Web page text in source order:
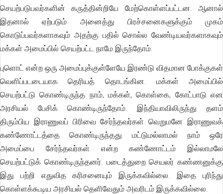
செயற்படுபவர்களின் கருத்தின்றியே மேற்கொள்ளப்பட்டன. ஆனால்
இதனால் ஏற்படும் அனைத்து பிரச்சனைகளுக்கும் முகம்
கொடுப்பவர்களாகவும் அதற்கு பதில் சொல்ல வேண்டியவர்களாகவும்
மக்கள் அமைப்பில் செயற்பட்ட நாமே இருந்தோம்.
புளொட் என்ற ஒரு அமைப்புக்குள்ளேயே இரண்டு விதமான போக்குகள்
வெளிப்படடையாக தெரியத் தொடங்கின. மக்கள் அமைப்பில்
செயற்பட்டு கொண்டிருந்த நாம், மக்கள், கொள்கை, கோட்பாடு என
அரசியல் பேசிக் கொண்டிருந்தோம். இந்தியாவிலிருந்து தளம்
திரும்பிய இராணுவப் பிரிவை சேர்ந்தவர்கள் வெறுமனே இராணுவக்
கண்ணோட்டத்தை கொண்டிருந்தது மட்டுமல்லாமல் நாம் ஒரே
அமைப்பை சேர்ந்தவர்கள் என்ற கண்ணோட்டம் இல்லாமலே
செயற்பட்டுக் கொண்டிருந்தனர். படைத்துறை செயலர் கண்ணனுக்கு
இது பற்றி எதுவித கரிசனையும் இருக்கவில்லை. இதை புரிந்து
கொள்ளக்கூடிய அரசியல் தெளிவேதும் அவரிடம் இருக்கவில்லை.